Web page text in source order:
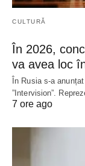
CULTURĂ
În 2026,
va avea loc
În Rusia s-a
”Intervision”.
7 ore ago